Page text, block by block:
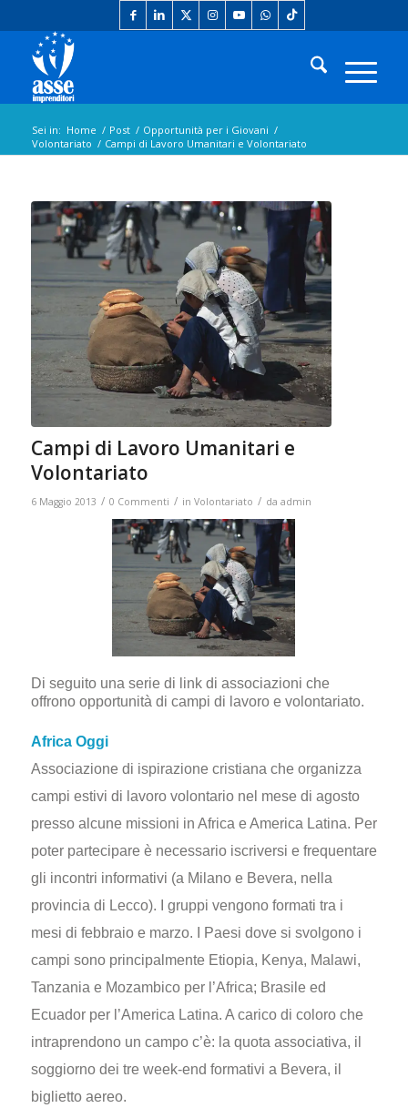
Sei in: Home / Post / Opportunità per i Giovani /
Volontariato / Campi di Lavoro Umanitari e Volontariato
Campi di Lavoro Umanitari e
Volontariato
6 Maggio 2013 / 0 Commenti / in Volontariato / da admin
Di seguito una serie di link di associazioni che
offrono opportunità di campi di lavoro e volontariato.
Africa Oggi
Associazione di ispirazione cristiana che organizza
campi estivi di lavoro volontario nel mese di agosto
presso alcune missioni in Africa e America Latina. Per
poter partecipare è necessario iscriversi e frequentare
gli incontri informativi (a Milano e Bevera, nella
provincia di Lecco). I gruppi vengono formati tra i
mesi di febbraio e marzo. I Paesi dove si svolgono i
campi sono principalmente Etiopia, Kenya, Malawi,
Tanzania e Mozambico per l’Africa; Brasile ed
Ecuador per l’America Latina. A carico di coloro che
intraprendono un campo c’è: la quota associativa, il
soggiorno dei tre week-end formativi a Bevera, il
biglietto aereo.